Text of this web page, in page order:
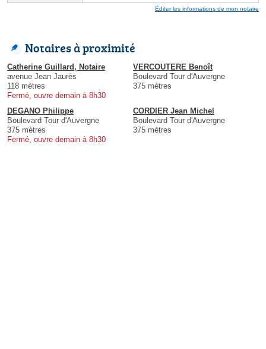
Éditer les informations de mon notaire
Notaires à proximité
Catherine Guillard, Notaire
avenue Jean Jaurès
118 mètres
Fermé, ouvre demain à 8h30
VERCOUTERE Benoît
Boulevard Tour d'Auvergne
375 mètres
DEGANO Philippe
Boulevard Tour d'Auvergne
375 mètres
Fermé, ouvre demain à 8h30
CORDIER Jean Michel
Boulevard Tour d'Auvergne
375 mètres